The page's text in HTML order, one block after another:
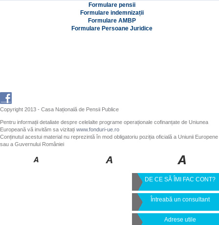
Formulare pensii
Formulare indemnizații
Formulare AMBP
Formulare Persoane Juridice
Copyright 2013 - Casa Națională de Pensii Publice
Pentru informații detaliate despre celelalte programe operaționale cofinanțate de Uniunea
Europeană vă invităm sa vizitați www.fonduri-ue.ro
Conținutul acestui material nu reprezintă în mod obligatoriu poziția oficială a Uniunii Europene
sau a Guvernului României
DE CE SĂ ÎMI FAC CONT?
Întreabă un consultant
Adrese utile